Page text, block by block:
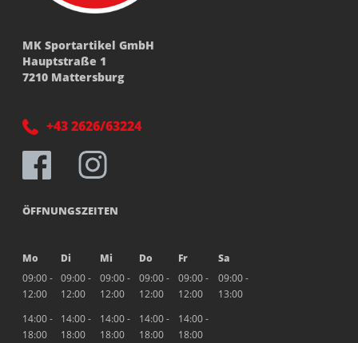
MK Sportartikel GmbH
Hauptstraße 1
7210 Mattersburg
+43 2626/63224
ÖFFNUNGSZEITEN
Mo Di Mi Do Fr
Sa
09:00 -
12:00
09:00 -
12:00
09:00 -
12:00
09:00 -
12:00
09:00 -
12:00
09:00 -
13:00
14:00 -
18:00
14:00 -
18:00
14:00 -
18:00
14:00 -
18:00
14:00 -
18:00